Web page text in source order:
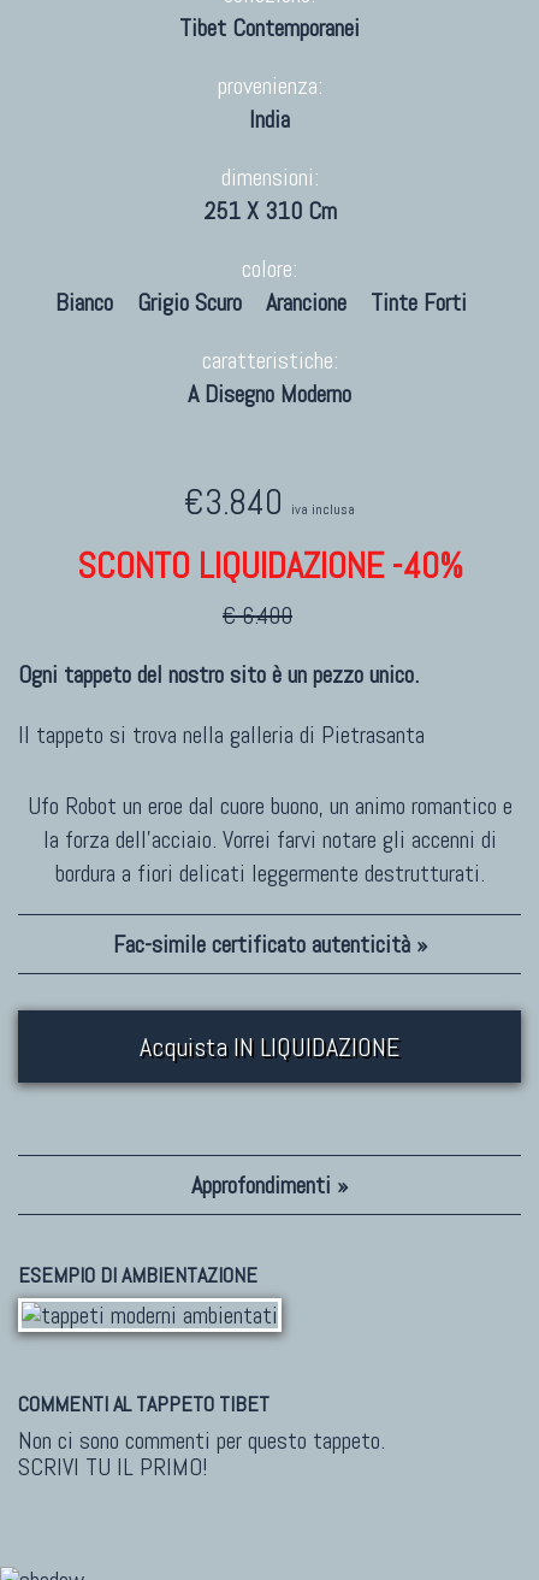
Tibet Contemporanei
provenienza:
India
dimensioni:
251 X 310 Cm
colore:
Bianco
Grigio Scuro Arancione
Tinte Forti
caratteristiche:
A Disegno Moderno
€3.840 iva inclusa
SCONTO LIQUIDAZIONE -40%
€ 6.400
Ogni tappeto del nostro sito è un pezzo unico.
Il tappeto si trova nella galleria di Pietrasanta
Ufo Robot un eroe dal cuore buono, un animo romantico e
la forza dell'acciaio. Vorrei farvi notare gli accenni di
bordura a fiori delicati leggermente destrutturati.
Fac-simile certificato autenticità »
Acquista IN LIQUIDAZIONE
Approfondimenti »
ESEMPIO DI AMBIENTAZIONE
COMMENTI AL TAPPETO TIBET
Non ci sono commenti per questo tappeto.
SCRIVI TU IL PRIMO!